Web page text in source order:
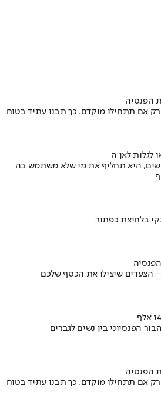
הפנסיה
אם תתחילו מוקדם. כך תבנו עתיד בטוח
בלחיצת כפתור
הצעדים שיצילו את הכסף שלכם
הפנסיוני בין נשים לגברים
הפנסיה
אם תתחילו מוקדם. כך תבנו עתיד בטוח